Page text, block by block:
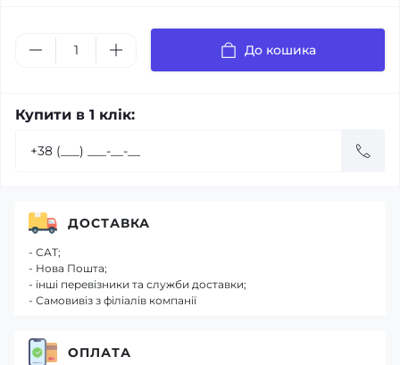
До кошика
Купити в 1 клік:
ДОСТАВКА
- САТ;
- Нова Пошта;
- інші перевізники та служби доставки;
- Самовивіз з філіалів компанії
ОПЛАТА